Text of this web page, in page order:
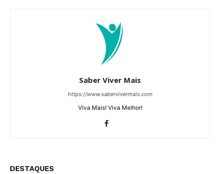
Saber Viver Mais
https://www.sabervivermais.com
Viva Mais! Viva Melhor!
DESTAQUES